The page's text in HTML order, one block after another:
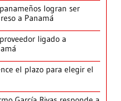
logran ser
a Panamá
ligado a
el plazo para elegir el